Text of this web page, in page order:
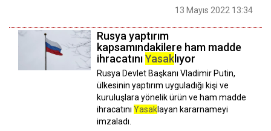
13 Mayıs 2022 13:34
Rusya yaptırım
kapsamındakilere ham madde
ihracatınıYasaklıyor
Rusya Devlet Başkanı Vladimir Putin,
ülkesinin yaptırım uyguladığı kişi ve
kuruluşlara yönelik ürün ve ham madde
ihracatını Yasaklayan kararnameyi
imzaladı.